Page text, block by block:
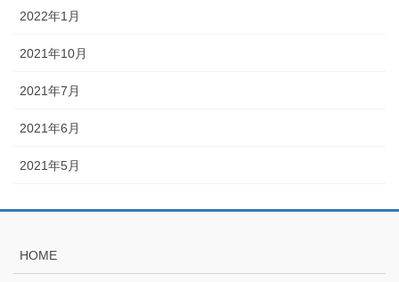
2022年1月
2021年10月
2021年7月
2021年6月
2021年5月
HOME